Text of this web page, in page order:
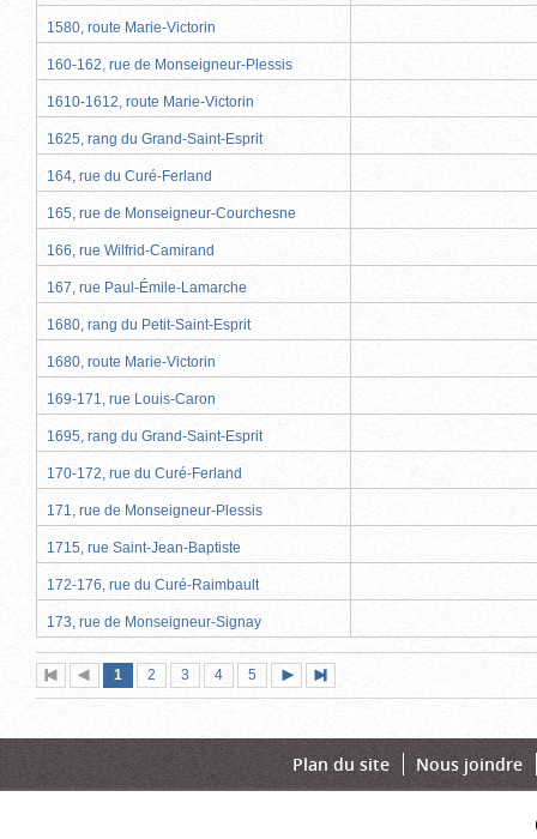
1580, route Marie-Victorin
160-162, rue de Monseigneur-Plessis
1610-1612, route Marie-Victorin
1625, rang du Grand-Saint-Esprit
164, rue du Curé-Ferland
165, rue de Monseigneur-Courchesne
166, rue Wilfrid-Camirand
167, rue Paul-Émile-Lamarche
1680, rang du Petit-Saint-Esprit
1680, route Marie-Victorin
169-171, rue Louis-Caron
1695, rang du Grand-Saint-Esprit
170-172, rue du Curé-Ferland
171, rue de Monseigneur-Plessis
1715, rue Saint-Jean-Baptiste
172-176, rue du Curé-Raimbault
173, rue de Monseigneur-Signay
Première
page
Page
précédente
Page
1 (page
actuelle)
Page
2 Page
3 Page
4 Page
5
suivante
page
Plan du site Nous joindre